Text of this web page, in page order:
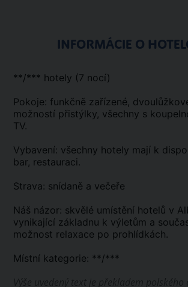
INFORMÁCIE O
**/*** hotely (7 nocí)
Pokoje: funkčně zařízené,
možností přistýlky, všechny s
TV.
Vybavení: všechny hotely mají k
bar, restauraci.
Strava: snídaně a večeře
Náš názor: skvělé umístění hotelů v
vynikající základnu k výletům a
možnost relaxace po prohlídkách.
Místní kategorie: **/***